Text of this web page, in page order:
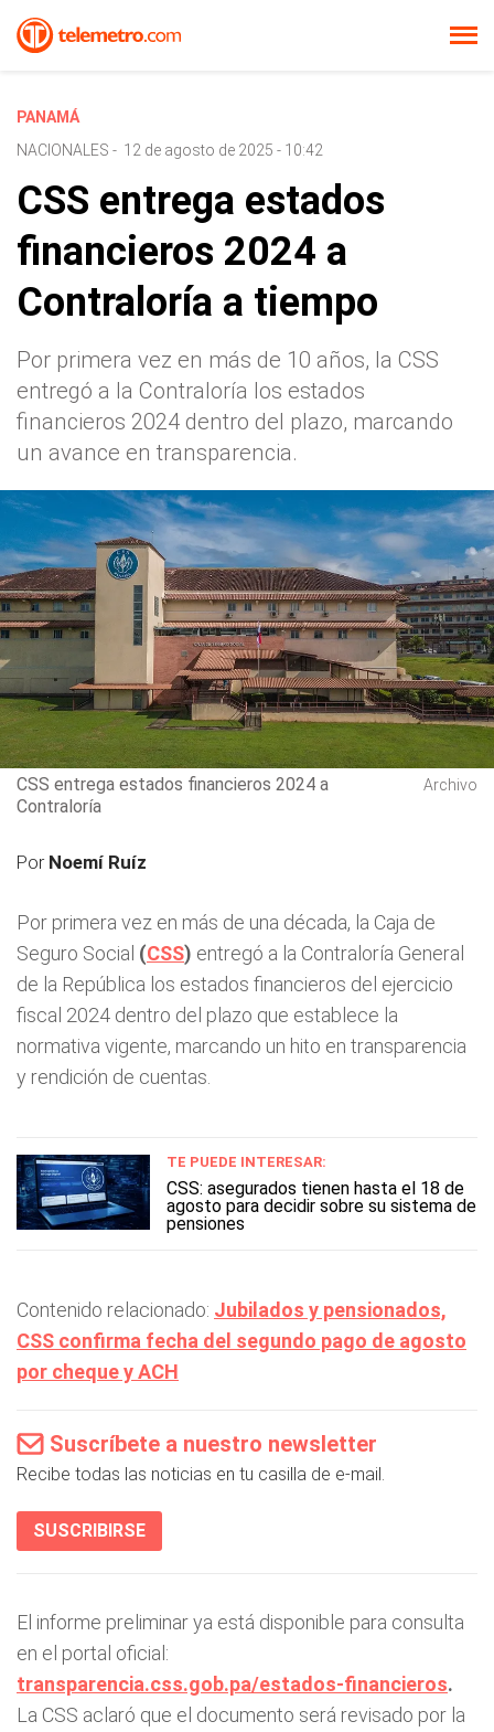
PANAMÁ
NACIONALES - 12 de agosto de 2025 - 10:42
CSS entrega estados
financieros 2024 a
Contraloría a tiempo
Por primera vez en más de 10 años, la CSS
entregó a la Contraloría los estados
financieros 2024 dentro del plazo, marcando
un avance en transparencia.
CSS entrega estados financieros 2024 a
Contraloría
Archivo
Por Noemí Ruíz
Por primera vez en más de una década, la Caja de
Seguro Social (CSS) entregó a la Contraloría General
de la República los estados financieros del ejercicio
fiscal 2024 dentro del plazo que establece la
normativa vigente, marcando un hito en transparencia
y rendición de cuentas.
TE PUEDE INTERESAR:
CSS: asegurados tienen hasta el 18 de
agosto para decidir sobre su sistema de
pensiones
Contenido relacionado: Jubilados y pensionados,
CSS confirma fecha del segundo pago de agosto
por cheque y ACH
Suscríbete a nuestro newsletter
Recibe todas las noticias en tu casilla de e-mail.
SUSCRIBIRSE
El informe preliminar ya está disponible para consulta
en el portal oficial:
transparencia.css.gob.pa/estados-financieros.
La CSS aclaró que el documento será revisado por la